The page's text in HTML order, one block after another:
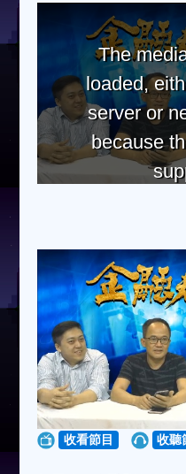
The
loaded,
server or
because
收看節目 收聽